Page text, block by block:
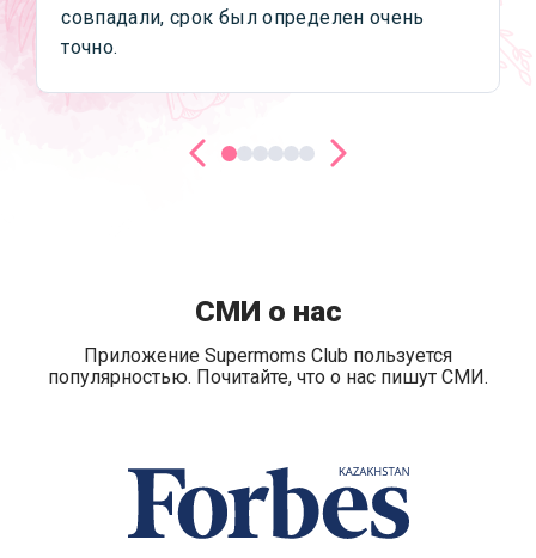
совпадали, срок был определен очень
точно.
СМИ о нас
Приложение Supermoms Club пользуется
популярностью. Почитайте, что о нас пишут СМИ.